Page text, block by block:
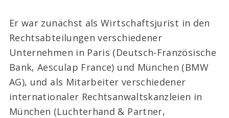
Er war zunächst als Wirtschaftsjurist in den
Rechtsabteilungen verschiedener
Unternehmen in Paris (Deutsch-Französische
Bank, Aesculap France) und München (BMW
AG), und als Mitarbeiter verschiedener
internationaler Rechtsanwaltskanzleien in
München (Luchterhand & Partner,